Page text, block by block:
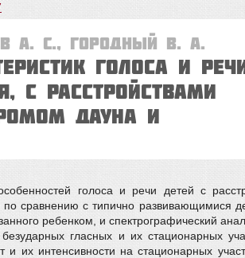
А. С., Городный В. А.
голоса и
с расстройствами
Дауна и
голоса и речи детей с
сравнению с типично развивающимися
ребенком, и спектрографический
гласных и их стационарных
их интенсивности на стационарных